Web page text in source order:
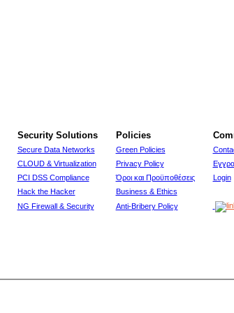
Security Solutions Policies
Secure Data Networks Green Policies
CLOUD & Virtualization Privacy Policy
PCI DSS Compliance Όροι και Προϋποθέσεις
Login
Hack the Hacker
Business & Ethics
NG Firewall & Security Anti-Bribery Policy